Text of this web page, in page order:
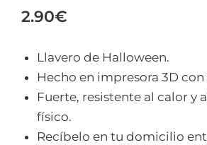
2.90€
Llavero de Halloween.
Hecho en impresora 3D
Fuerte, resistente al calor y
físico.
Recíbelo en tu domicilio